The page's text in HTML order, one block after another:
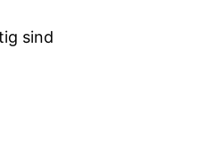
sind